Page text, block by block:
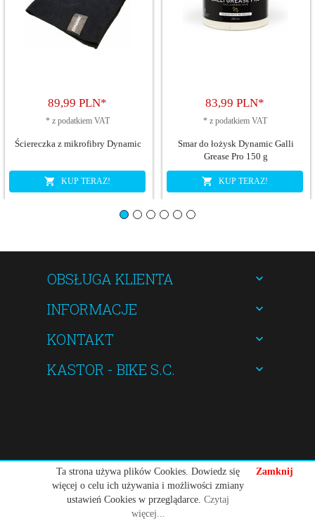
89,99 PLN*
* z podatkiem VAT
Ściereczka z mikrofibry Dynamic
KUP TERAZ!
83,99 PLN*
* z podatkiem VAT
Smar do łożysk Dynamic Galli
Grease Pro 150 g
KUP TERAZ!
OBSŁUGA KLIENTA
INFORMACJE
KONTAKT
KASTOR - BIKE S.C.
Ta strona używa plików Cookies. Dowiedz się
więcej o celu ich używania i możliwości zmiany
ustawień Cookies w przeglądarce.Czytaj
więcej...
Zamknij